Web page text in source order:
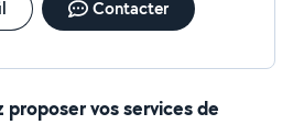
Alpes
Contacter
proposer vos services de